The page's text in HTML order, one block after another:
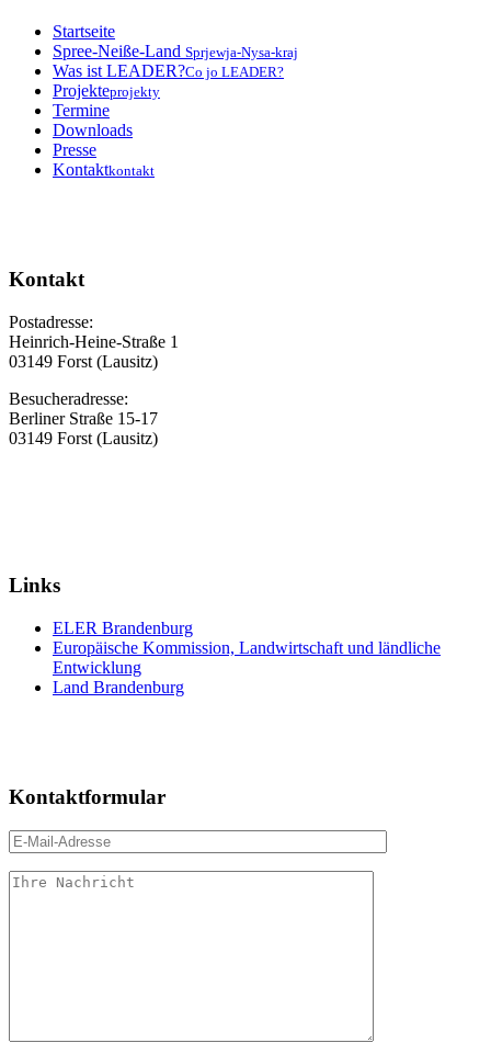
Startseite
Spree-Neiße-Land Sprjewja-Nysa-kraj
Was ist LEADER?Co jo LEADER?
Projekteprojekty
Termine
Downloads
Presse
Kontaktkontakt
Kontakt
Postadresse:
Heinrich-Heine-Straße 1
03149 Forst (Lausitz)
Besucheradresse:
Berliner Straße 15-17
03149 Forst (Lausitz)
Links
ELER Brandenburg
Europäische Kommission, Landwirtschaft und ländliche
Entwicklung
Land Brandenburg
Kontaktformular